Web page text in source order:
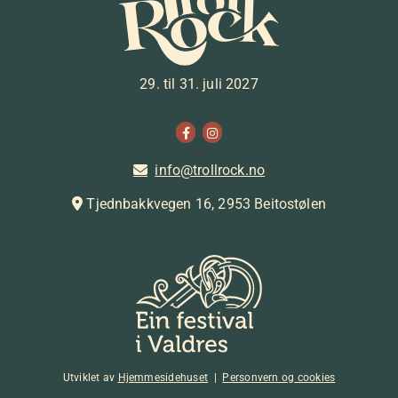
29. til 31. juli 2027
 info@trollrock.no
 Tjednbakkvegen 16, 2953 Beitostølen
Utviklet av Hjemmesidehuset Personvern og cookies